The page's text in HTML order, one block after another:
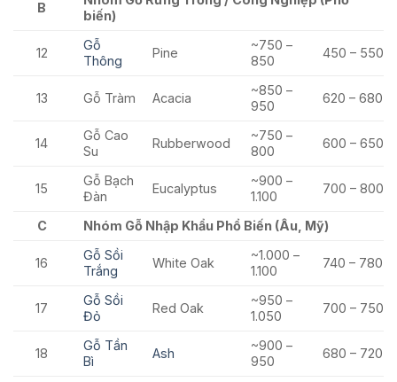
B
biến)
12
Gỗ
Thông
Pine
~750 –
850
450 – 550
13 Gỗ Tràm Acacia
~850 –
950
620 – 680
14
Gỗ Cao
Su
Rubberwood
~750 –
800
600 – 650
15
Gỗ Bạch
Đàn
Eucalyptus
~900 –
1.100
700 – 800
C Nhóm Gỗ Nhập Khẩu Phổ Biến (Âu, Mỹ)
16
Gỗ Sồi
Trắng
White Oak
~1.000 –
1.100
740 – 780
17
Gỗ Sồi
Đỏ
Red Oak
~950 –
1.050
700 – 750
18
Gỗ Tần
Bì
Ash
~900 –
950
680 – 720